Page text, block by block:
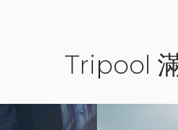
Tripool